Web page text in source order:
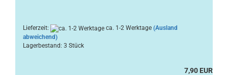
Lieferzeit: ca. 1-2 Werktage (Ausland
abweichend)
Lagerbestand: 3 Stück
7,90 EUR